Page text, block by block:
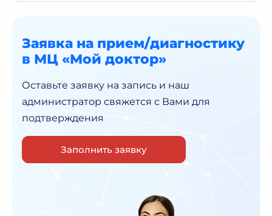
Заявка на прием/диагностику
в МЦ «Мой доктор»
Оставьте заявку на запись и наш
администратор свяжется с Вами для
подтверждения
Заполнить заявку